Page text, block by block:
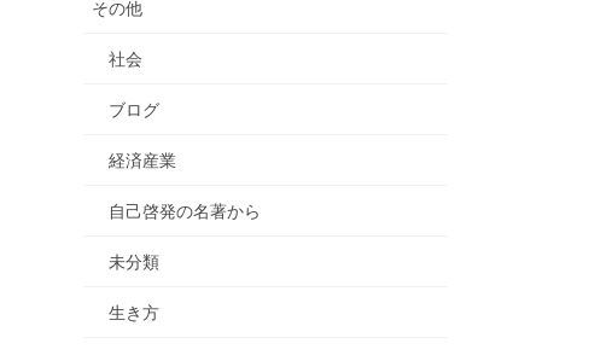
その他
社会
ブログ
経済産業
自己啓発の名著から
未分類
生き方